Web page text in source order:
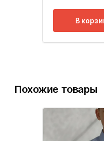
В
Похожие товары